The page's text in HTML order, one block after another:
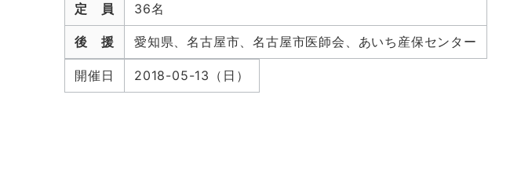
定 員 36名
後 援 愛知県、名古屋市、名古屋市医師会、あいち産保センター
開催日 2018-05-13（日）